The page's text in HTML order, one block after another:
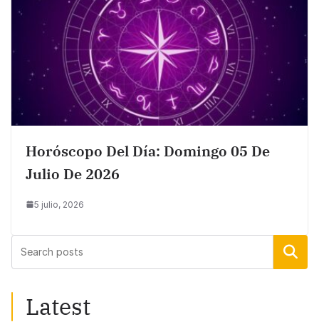
Horóscopo Del Día: Domingo 05 De
Julio De 2026
5 julio, 2026
Buscar
Latest